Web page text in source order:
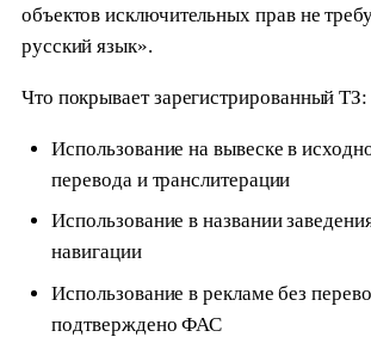
объектов исключительных прав не
русский язык».
Что покрывает зарегистрированный ТЗ:
Использование на вывеске в
перевода и транслитерации
Использование в названии
навигации
Использование в рекламе без
подтверждено ФАС